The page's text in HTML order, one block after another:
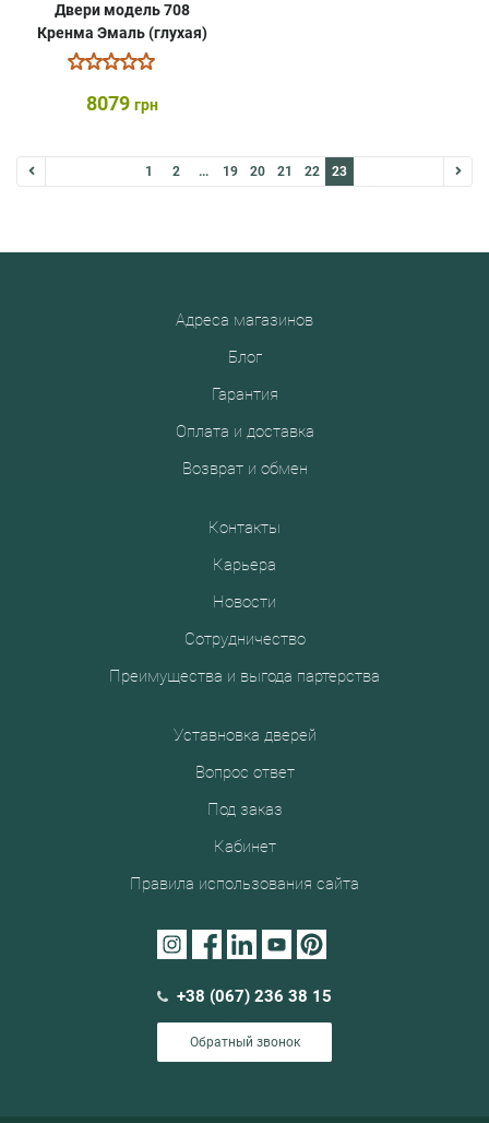
Двери модель 708
Кренма Эмаль (глухая)
8079 грн
1 2 ... 19 20 21 22 23
Адреса магазинов
Блог
Гарантия
Оплата и доставка
Возврат и обмен
Контакты
Карьера
Новости
Сотрудничество
Преимущества и выгода партерства
Уставновка дверей
Вопрос ответ
Под заказ
Кабинет
Правила использования сайта
+38 (067) 236 38 15
Обратный звонок